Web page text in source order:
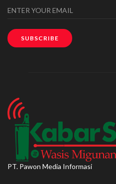
SUBSCRIBE
PT. Pawon Media Informasi